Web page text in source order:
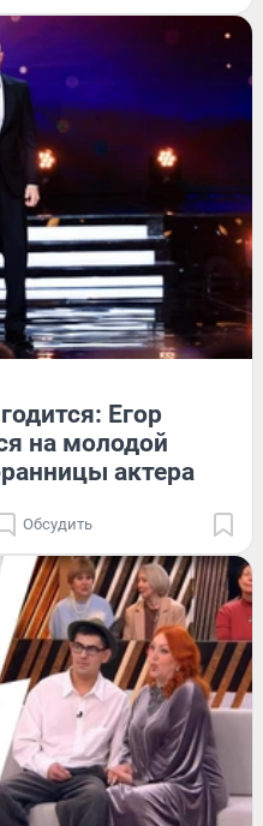
Егор
на молодой
актера
Обсудить